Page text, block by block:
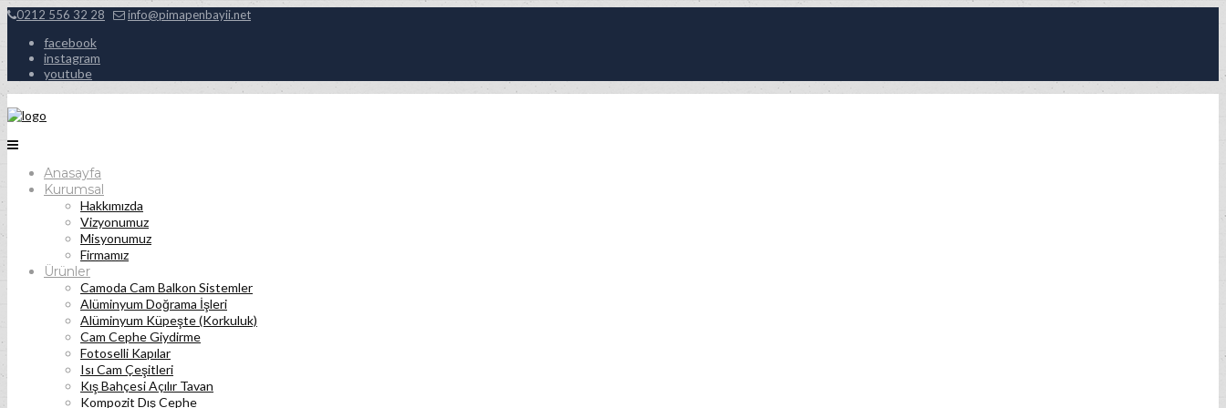
0212 556 32 28 info@pimapenbayii.net
facebook
instagram
youtube
Anasayfa
Kurumsal
Hakkımızda
Vizyonumuz
Misyonumuz
Firmamız
Ürünler
Camoda Cam Balkon Sistemler
Alüminyum Doğrama İşleri
Alüminyum Küpeşte (Korkuluk)
Cam Cephe Giydirme
Fotoselli Kapılar
Isı Cam Çeşitleri
Kış Bahçesi Açılır Tavan
Kompozit Dış Cephe